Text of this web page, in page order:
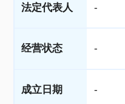
法定代表人 -
经营状态 -
成立日期 -